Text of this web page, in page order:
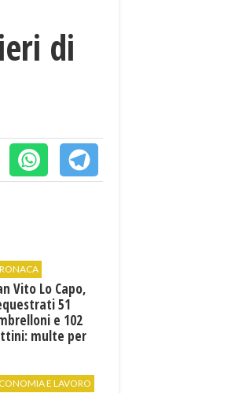
di
Vito Lo Capo,
51
e 102
multe per
E LAVORO